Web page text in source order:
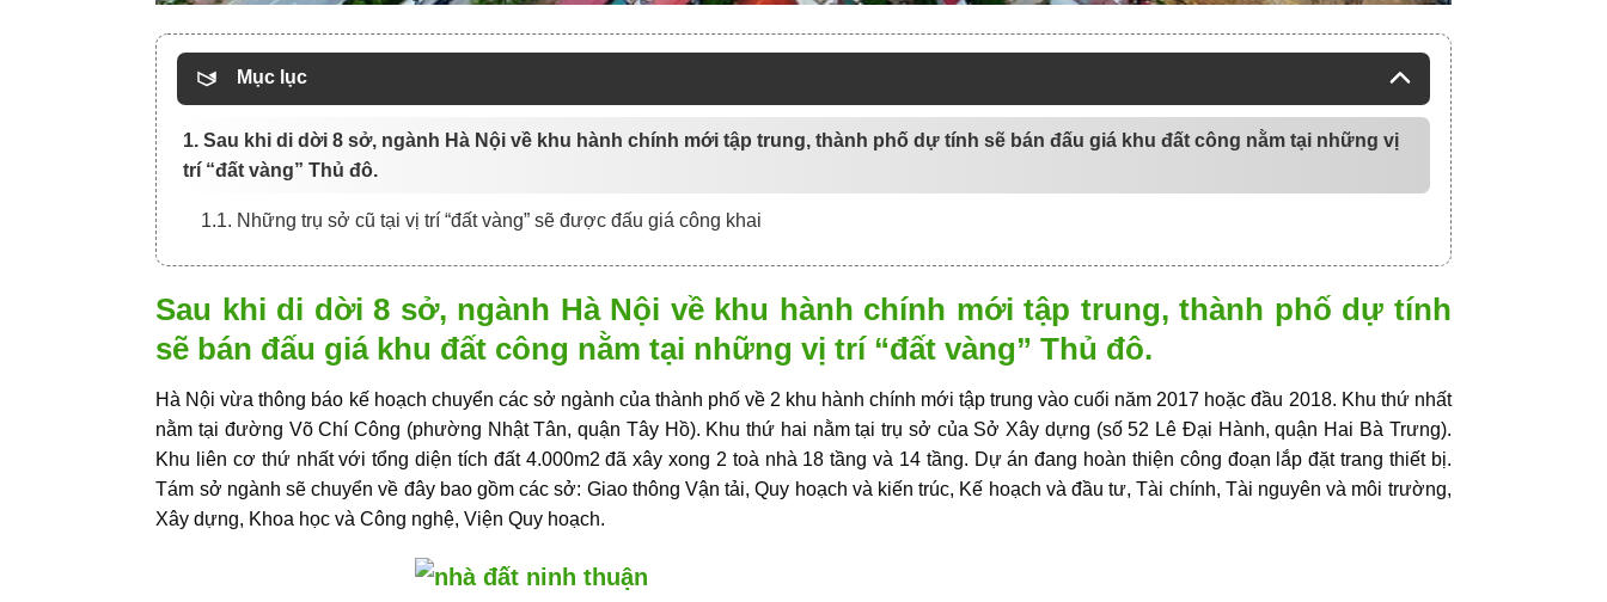
Mục lục
1. Sau khi di dời 8 sở, ngành Hà Nội về khu hành chính mới tập trung, thành phố dự tính sẽ bán đấu giá khu đất công nằm tại những vị
trí “đất vàng” Thủ đô.
1.1. Những trụ sở cũ tại vị trí “đất vàng” sẽ được đấu giá công khai
Sau khi di dời 8 sở, ngành Hà Nội về khu hành chính mới tập trung, thành phố dự tính
sẽ bán đấu giá khu đất công nằm tại những vị trí “đất vàng” Thủ đô.
Hà Nội vừa thông báo kế hoạch chuyển các sở ngành của thành phố về 2 khu hành chính mới tập trung vào cuối năm 2017 hoặc đầu 2018. Khu thứ nhất
nằm tại đường Võ Chí Công (phường Nhật Tân, quận Tây Hồ). Khu thứ hai nằm tại trụ sở của Sở Xây dựng (số 52 Lê Đại Hành, quận Hai Bà Trưng).
Khu liên cơ thứ nhất với tổng diện tích đất 4.000m2 đã xây xong 2 toà nhà 18 tầng và 14 tầng. Dự án đang hoàn thiện công đoạn lắp đặt trang thiết bị.
Tám sở ngành sẽ chuyển về đây bao gồm các sở: Giao thông Vận tải, Quy hoạch và kiến trúc, Kế hoạch và đầu tư, Tài chính, Tài nguyên và môi trường,
Xây dựng, Khoa học và Công nghệ, Viện Quy hoạch.